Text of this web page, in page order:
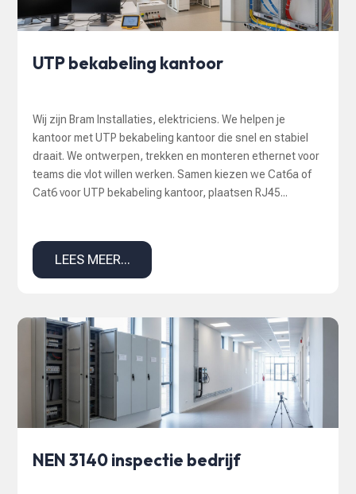
UTP bekabeling kantoor
Wij zijn Bram Installaties, elektriciens. We helpen je
kantoor met UTP bekabeling kantoor die snel en stabiel
draait. We ontwerpen, trekken en monteren ethernet voor
teams die vlot willen werken. Samen kiezen we Cat6a of
Cat6 voor UTP bekabeling kantoor, plaatsen RJ45...
LEES MEER...
NEN 3140 inspectie bedrijf